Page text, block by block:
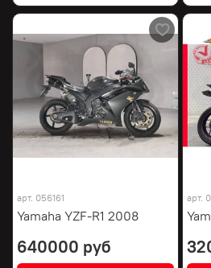
арт. 056161
Yamaha YZF-R1 2008
640000 руб
арт.